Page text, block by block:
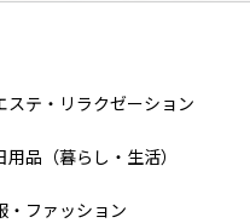
ステ・リラクゼーション
用品（暮らし・生活）
・ファッション